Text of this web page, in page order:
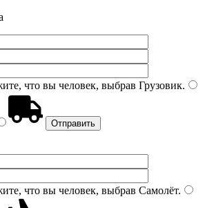
что вы человек, выбрав Грузовик.
что вы человек, выбрав Самолёт.